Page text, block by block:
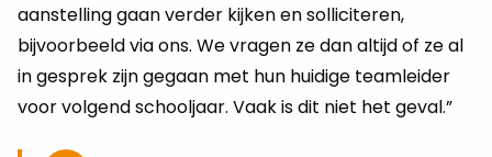
aanstelling gaan verder kijken en solliciteren,
bijvoorbeeld via ons. We vragen ze dan altijd of ze al
in gesprek zijn gegaan met hun huidige teamleider
voor volgend schooljaar. Vaak is dit niet het geval.”